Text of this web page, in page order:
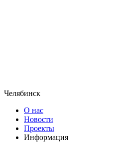
Челябинск
О нас
Новости
Проекты
Информация